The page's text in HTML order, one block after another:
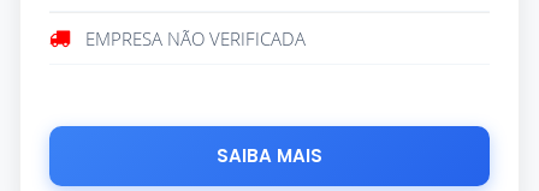
EMPRESA NÃO VERIFICADA
SAIBA MAIS